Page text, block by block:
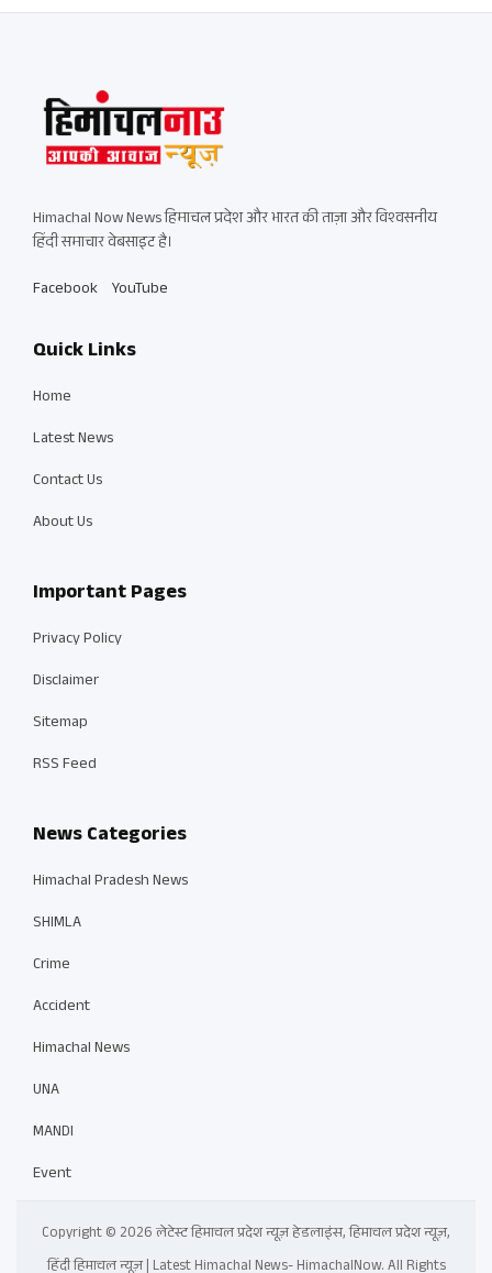
Himachal Now News हिमाचल प्रदेश और भारत की ताज़ा और विश्वसनीय
हिंदी समाचार वेबसाइट है।
Facebook YouTube
Quick Links
Home
Latest News
Contact Us
About Us
Important Pages
Privacy Policy
Disclaimer
Sitemap
RSS Feed
News Categories
Himachal Pradesh News
SHIMLA
Crime
Accident
Himachal News
UNA
MANDI
Event
Copyright © 2026 लेटेस्ट हिमाचल प्रदेश न्यूज़ हेडलाइंस, हिमाचल प्रदेश न्यूज़,
हिंदी हिमाचल न्यूज़ | Latest Himachal News- HimachalNow. All Rights